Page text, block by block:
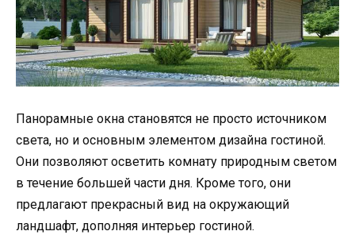
Панорамные окна становятся не просто источником
света, но и основным элементом дизайна гостиной.
Они позволяют осветить комнату природным светом
в течение большей части дня. Кроме того, они
предлагают прекрасный вид на окружающий
ландшафт, дополняя интерьер гостиной.